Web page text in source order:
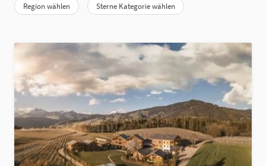
Region wählen Sterne Kategorie wählen